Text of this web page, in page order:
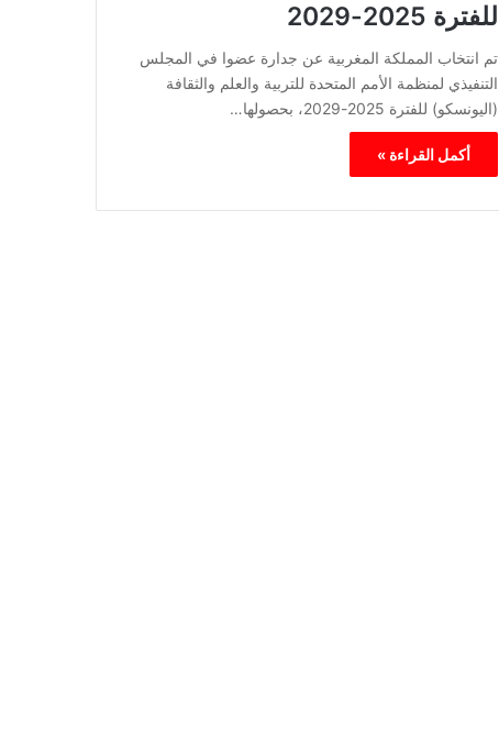
للفترة 2025-2029
تم انتخاب المملكة المغربية عن جدارة عضوا في المجلس
التنفيذي لمنظمة الأمم المتحدة للتربية والعلم والثقافة
(اليونسكو) للفترة 2025-2029، بحصولها…
أكمل القراءة »